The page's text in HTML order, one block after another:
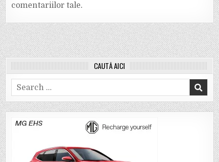
comentariilor tale.
CAUTĂ AICI
Search
for: